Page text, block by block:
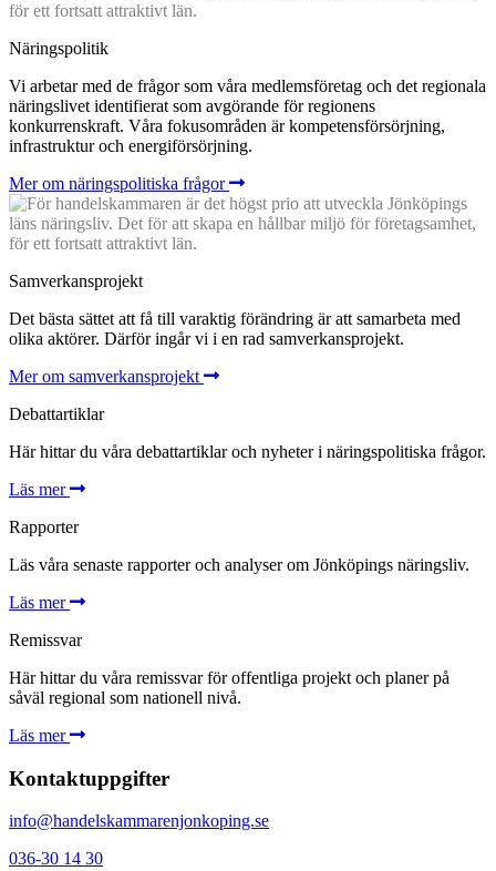
Näringspolitik
Vi arbetar med de frågor som våra medlemsföretag och det regionala
näringslivet identifierat som avgörande för regionens
konkurrenskraft. Våra fokusområden är kompetensförsörjning,
infrastruktur och energiförsörjning.
Mer om näringspolitiska frågor
Samverkansprojekt
Det bästa sättet att få till varaktig förändring är att samarbeta med
olika aktörer. Därför ingår vi i en rad samverkansprojekt.
Mer om samverkansprojekt
Debattartiklar
Här hittar du våra debattartiklar och nyheter i näringspolitiska frågor.
Läs mer
Rapporter
Läs våra senaste rapporter och analyser om Jönköpings näringsliv.
Läs mer
Remissvar
Här hittar du våra remissvar för offentliga projekt och planer på
såväl regional som nationell nivå.
Läs mer
Kontaktuppgifter
info@handelskammarenjonkoping.se
036-30 14 30